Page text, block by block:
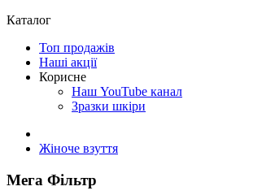
Каталог
Топ продажів
Наші акції
Корисне
Наш YouTube канал
Зразки шкіри
Жіноче взуття
Мега Фільтр